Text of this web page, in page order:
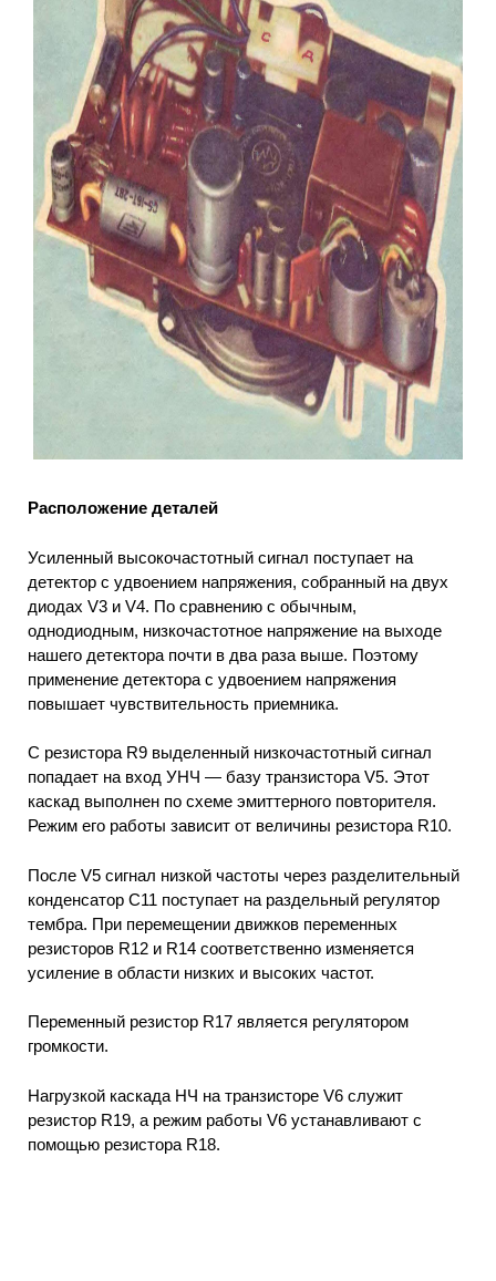
Расположение деталей
Усиленный высокочастотный сигнал поступает на
детектор с удвоением напряжения, собранный на двух
диодах V3 и V4. По сравнению с обычным,
однодиодным, низкочастотное напряжение на выходе
нашего детектора почти в два раза выше. Поэтому
применение детектора с удвоением напряжения
повышает чувствительность приемника.
С резистора R9 выделенный низкочастотный сигнал
попадает на вход УНЧ — базу транзистора V5. Этот
каскад выполнен по схеме эмиттерного повторителя.
Режим его работы зависит от величины резистора R10.
После V5 сигнал низкой частоты через разделительный
конденсатор С11 поступает на раздельный регулятор
тембра. При перемещении движков переменных
резисторов R12 и R14 соответственно изменяется
усиление в области низких и высоких частот.
Переменный резистор R17 является регулятором
громкости.
Нагрузкой каскада НЧ на транзисторе V6 служит
резистор R19, а режим работы V6 устанавливают с
помощью резистора R18.